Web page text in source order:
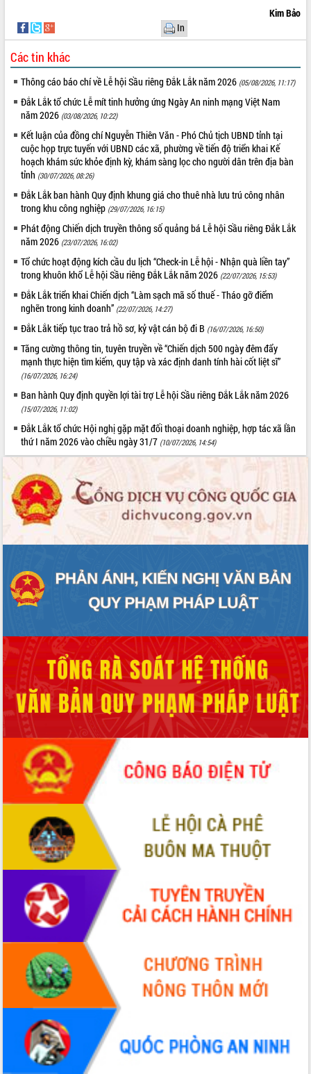
LIÊN KẾT WEB
THỐNG KÊ TRUY CẬP
Hôm nay: 21090
Tất cả:
66106758
Kim Bảo
In
Các tin khác
Thông cáo báo chí về Lễ hội Sầu riêng Đắk Lắk năm 2026 (05/08/2026, 11:17)
Đắk Lắk tổ chức Lễ mít tinh hưởng ứng Ngày An ninh mạng Việt Nam
năm 2026 (03/08/2026, 10:22)
Kết luận của đồng chí Nguyễn Thiên Văn - Phó Chủ tịch UBND tỉnh tại
cuộc họp trực tuyến với UBND các xã, phường về tiến độ triển khai Kế
hoạch khám sức khỏe định kỳ, khám sàng lọc cho người dân trên địa bàn
tỉnh (30/07/2026, 08:26)
Đắk Lắk ban hành Quy định khung giá cho thuê nhà lưu trú công nhân
trong khu công nghiệp (29/07/2026, 16:15)
Phát động Chiến dịch truyền thông số quảng bá Lễ hội Sầu riêng Đắk Lắk
năm 2026 (23/07/2026, 16:02)
Tổ chức hoạt động kích cầu du lịch “Check-in Lễ hội - Nhận quà liền tay”
trong khuôn khổ Lễ hội Sầu riêng Đắk Lắk năm 2026 (22/07/2026, 15:53)
Đắk Lắk triển khai Chiến dịch “Làm sạch mã số thuế - Tháo gỡ điểm
nghẽn trong kinh doanh” (22/07/2026, 14:27)
Đắk Lắk tiếp tục trao trả hồ sơ, kỷ vật cán bộ đi B (16/07/2026, 16:50)
Tăng cường thông tin, tuyên truyền về “Chiến dịch 500 ngày đêm đẩy
mạnh thực hiện tìm kiếm, quy tập và xác định danh tính hài cốt liệt sĩ”
(16/07/2026, 16:24)
Ban hành Quy định quyền lợi tài trợ Lễ hội Sầu riêng Đắk Lắk năm 2026
(15/07/2026, 11:02)
Đắk Lắk tổ chức Hội nghị gặp mặt đối thoại doanh nghiệp, hợp tác xã lần
thứ I năm 2026 vào chiều ngày 31/7 (10/07/2026, 14:54)